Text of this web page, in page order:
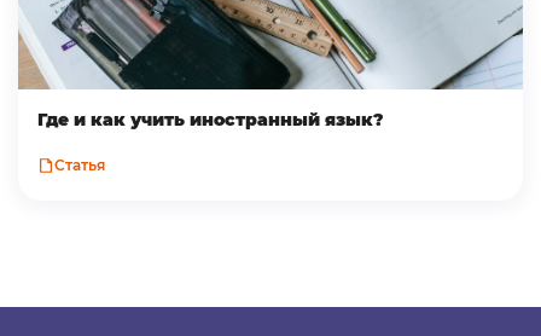
Где и как учить иностранный язык?
Статья